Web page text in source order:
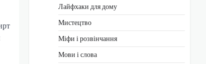
Лайфхаки для дому
Мистецтво
Міфи і розвінчання
Мови і слова